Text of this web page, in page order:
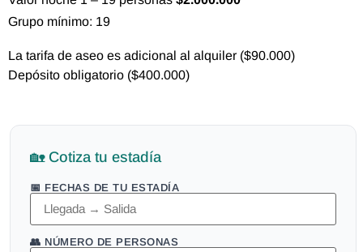
Grupo mínimo: 19
La tarifa de aseo es adicional al alquiler ($90.000)
Depósito obligatorio ($400.000)
🏡 Cotiza tu estadía
📅 FECHAS DE TU ESTADÍA
👥 NÚMERO DE PERSONAS